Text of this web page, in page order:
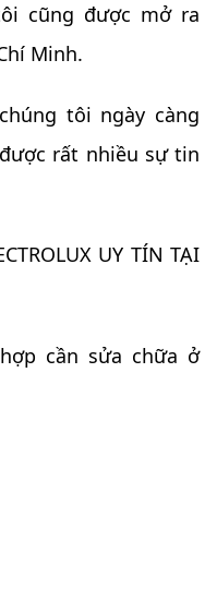
cũng được mở ra
Minh.
tôi ngày càng
rất nhiều sự tin
UY TÍN TẠI
cần sửa chữa ở